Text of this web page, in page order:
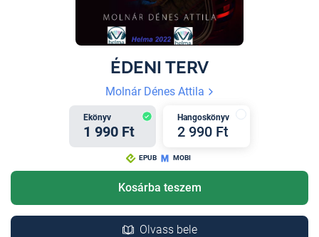
ÉDENI TERV
Molnár Dénes Attila
Ekönyv
1 990 Ft
Hangoskönyv
2 990 Ft
EPUB MOBI
Kosárba teszem
Olvass bele